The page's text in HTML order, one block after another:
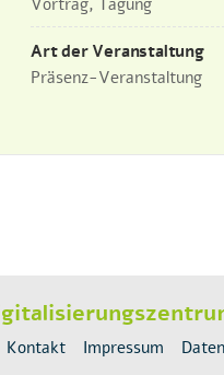
Art der Veranstaltung
Präsenz-Veranstaltung
Kontakt Impressum